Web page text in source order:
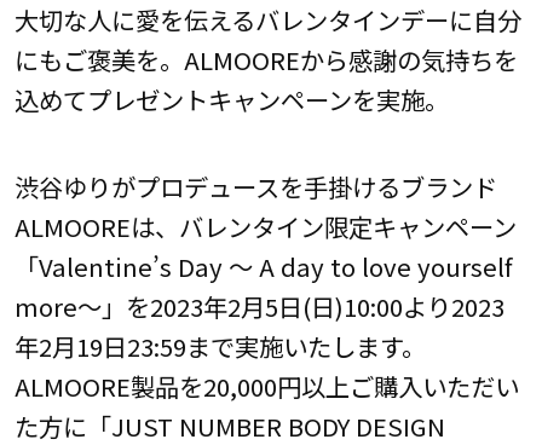
大切な人に愛を伝えるバレンタインデーに自分
にもご褒美を。ALMOOREから感謝の気持ちを
込めてプレゼントキャンペーンを実施。
渋谷ゆりがプロデュースを手掛けるブランド
ALMOOREは、バレンタイン限定キャンペーン
「Valentine’s Day ～ A day to love yourself
more～」を2023年2月5日(日)10:00より2023
年2月19日23:59まで実施いたします。
ALMOORE製品を20,000円以上ご購入いただい
た方に「JUST NUMBER BODY DESIGN